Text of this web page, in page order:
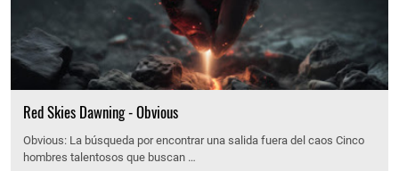
Red Skies Dawning - Obvious
Obvious: La búsqueda por encontrar una salida fuera del caos Cinco
hombres talentosos que buscan …